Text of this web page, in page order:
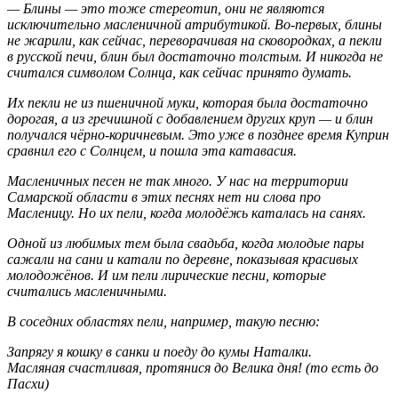
— Блины — это тоже стереотип, они не являются
исключительно масленичной атрибутикой. Во-первых, блины
не жарили, как сейчас, переворачивая на сковородках, а пекли
в русской печи, блин был достаточно толстым. И никогда не
считался символом Солнца, как сейчас принято думать.
Их пекли не из пшеничной муки, которая была достаточно
дорогая, а из гречишной с добавлением других круп — и блин
получался чёрно-коричневым. Это уже в позднее время Куприн
сравнил его с Солнцем, и пошла эта катавасия.
Масленичных песен не так много. У нас на территории
Самарской области в этих песнях нет ни слова про
Масленицу. Но их пели, когда молодёжь каталась на санях.
Одной из любимых тем была свадьба, когда молодые пары
сажали на сани и катали по деревне, показывая красивых
молодожёнов. И им пели лирические песни, которые
считались масленичными.
В соседних областях пели, например, такую песню:
Запрягу я кошку в санки и поеду до кумы Наталки.
Масляная счастливая, протянися до Велика дня! (то есть до
Пасхи)